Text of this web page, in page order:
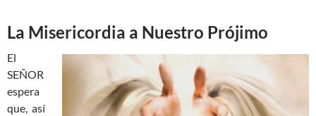
La Misericordia a Nuestro Prójimo
El
SEÑOR
espera
que, así